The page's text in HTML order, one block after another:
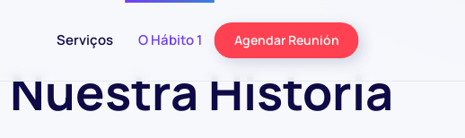
Serviços O Hábito 1 Agendar Reunión
Nuestra Historia